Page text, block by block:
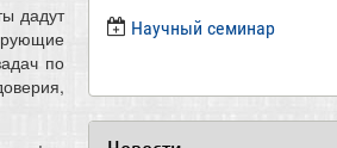
дадут
по
​Научный семинар